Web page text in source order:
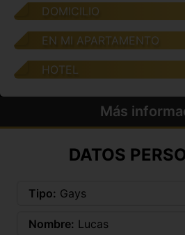
DOMICILIO
EN MI APARTAMENTO
HOTEL
Más
DATOS
Tipo: Gays
Nombre: Lucas